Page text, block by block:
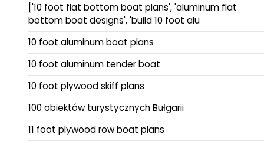
['10 foot flat bottom boat plans', 'aluminum flat
bottom boat designs', 'build 10 foot alu
10 foot aluminum boat plans
10 foot aluminum tender boat
10 foot plywood skiff plans
100 obiektów turystycznych Bułgarii
11 foot plywood row boat plans